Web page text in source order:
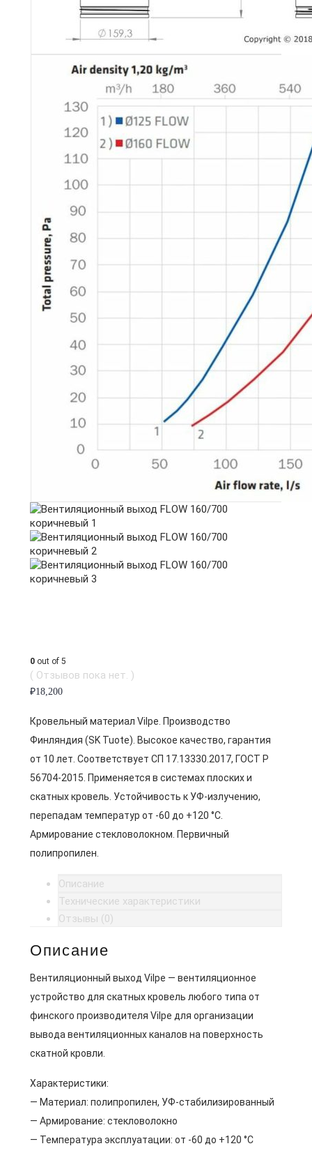
0 out of 5
( Отзывов пока нет. )
₽18,200
Кровельный материал Vilpe. Производство
Финляндия (SK Tuote). Высокое качество, гарантия
от 10 лет. Соответствует СП 17.13330.2017, ГОСТ Р
56704-2015. Применяется в системах плоских и
скатных кровель. Устойчивость к УФ-излучению,
перепадам температур от -60 до +120 °C.
Армирование стекловолокном. Первичный
полипропилен.
Описание
Технические характеристики
Отзывы (0)
Описание
Вентиляционный выход Vilpe — вентиляционное
устройство для скатных кровель любого типа от
финского производителя Vilpe для организации
вывода вентиляционных каналов на поверхность
скатной кровли.
Характеристики:
— Материал: полипропилен, УФ-стабилизированный
— Армирование: стекловолокно
— Температура эксплуатации: от -60 до +120 °C